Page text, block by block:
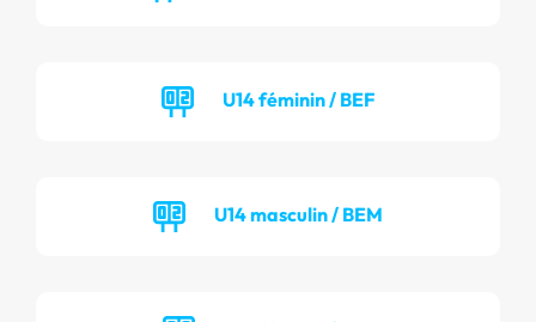
U14 féminin / BEF
U14 masculin / BEM